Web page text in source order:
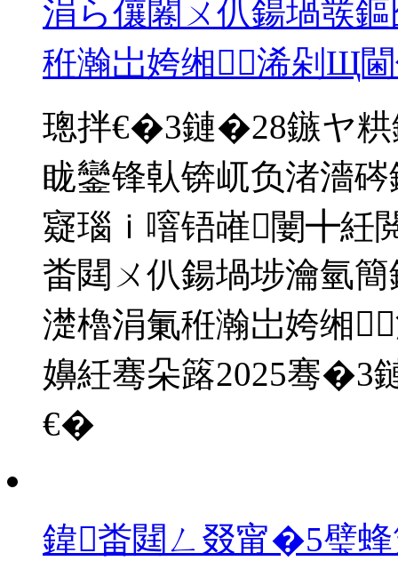
涓ら儴闂ㄨ仈鍚堝彂
秹瀚岀姱缃浠剁Щ
璁拌€�3鏈�28鏃ヤ粠
眬鑾锋倝锛屼负渚濇
寲瑙ｉ噾铻嶉闄╋紝
畨閮ㄨ仈鍚堝埗瀹氫
濋櫓涓氭秹瀚岀姱缃
嬶紝骞朵簬2025骞�3
€�
鍏畨閮ㄥ叕甯�5璧